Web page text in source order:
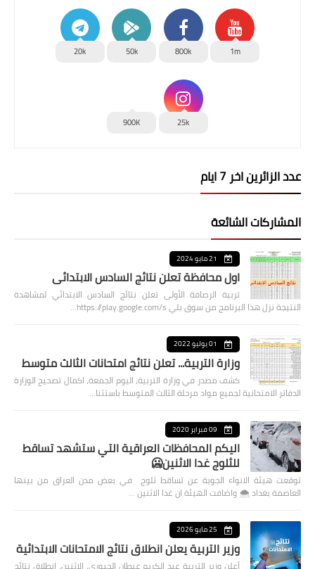
1m
800k
50k
20k
25k
900K
عدد الزائرين اخر 7 ايام
المشاركات الشائعة
21 مايو 2024
اول محافظة تعلن نتائج السادس الابتدائي
تربية الرصافة الأولى تعلن نتائج السادس الابتدائي لمشاهدة
النتيجة نزل هذا البرنامج من سوق بلي https://play.google.com/s…
01 يوليو 2022
وزارة التربية... تعلن نتائج امتحانات الثالث متوسط
كشف مصدر في وزارة التربية، اليوم الجمعة، اكمال تصحيح الوزارة
الدفاتر الامتحانية لجميع مواد مرحلة الثالث المتوسط باستثنا…
09 فبراير 2020
اليكم المحافظات العراقية التي ستشهد تساقط
للثلوج غدا الاثنين🥶
توقعت هيئة الانواء الجوية عن تساقط ثلوج في بعض مدن العراق من بينها
العاصمة بغداد ⁦🌨️⁩ واضافت الهيئة ان غدا الاثنين …
25 مايو 2026
وزير التربية يعلن انطلاق نتائج الامتحانات الابتدائية
أعلن وزير التربية عبد الكريم عبطان الجبوري، الاثنين، انطلاق نتائج